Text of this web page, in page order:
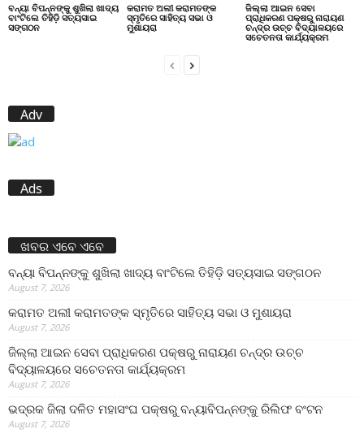
ବନ୍ୟା ବିପନ୍ନଙ୍କୁ ଶୁଖିଲା ଖାଦ୍ୟ
ବାଂଟିଲେ ତିହିଡି଼ ସତ୍ୟସାଇ
ସଙ୍ଗଠନ
କରାମତ ଅଲୀ କରାମତଙ୍କ
ସ୍ମୃତିରେ ସାହିତ୍ୟ ସଭା ଓ
ମୁଶାୟରା
ଜିଲ୍ଲା ଆଇନ ସେବା
ପ୍ରାଧିକରଣ ପକ୍ଷରୁ ନାରାୟଣ
ଚନ୍ଦ୍ର ଉଚ୍ଚ ବିଦ୍ୟାଳୟରେ
ସଚେତନତା କାର୍ଯ୍ୟକ୍ରମ
Adv
Ads
ଖବର ଏବେ ଏବେ
ବନ୍ୟା ବିପନ୍ନଙ୍କୁ ଶୁଖିଲା ଖାଦ୍ୟ ବାଂଟିଲେ ତିହିଡି଼ ସତ୍ୟସାଇ ସଙ୍ଗଠନ
August 7, 2026
କରାମତ ଅଲୀ କରାମତଙ୍କ ସ୍ମୃତିରେ ସାହିତ୍ୟ ସଭା ଓ ମୁଶାୟରା
August 7, 2026
ଜିଲ୍ଲା ଆଇନ ସେବା ପ୍ରାଧିକରଣ ପକ୍ଷରୁ ନାରାୟଣ ଚନ୍ଦ୍ର ଉଚ୍ଚ
ବିଦ୍ୟାଳୟରେ ସଚେତନତା କାର୍ଯ୍ୟକ୍ରମ
August 7, 2026
ଭଦ୍ରକ ଜିଲା ଦଳିତ ମହାସଂଘ ପକ୍ଷରୁ ବନ୍ୟାବିପନ୍ନଙ୍କୁ ରିଲିଫ ବଂଟନ
August 7, 2026